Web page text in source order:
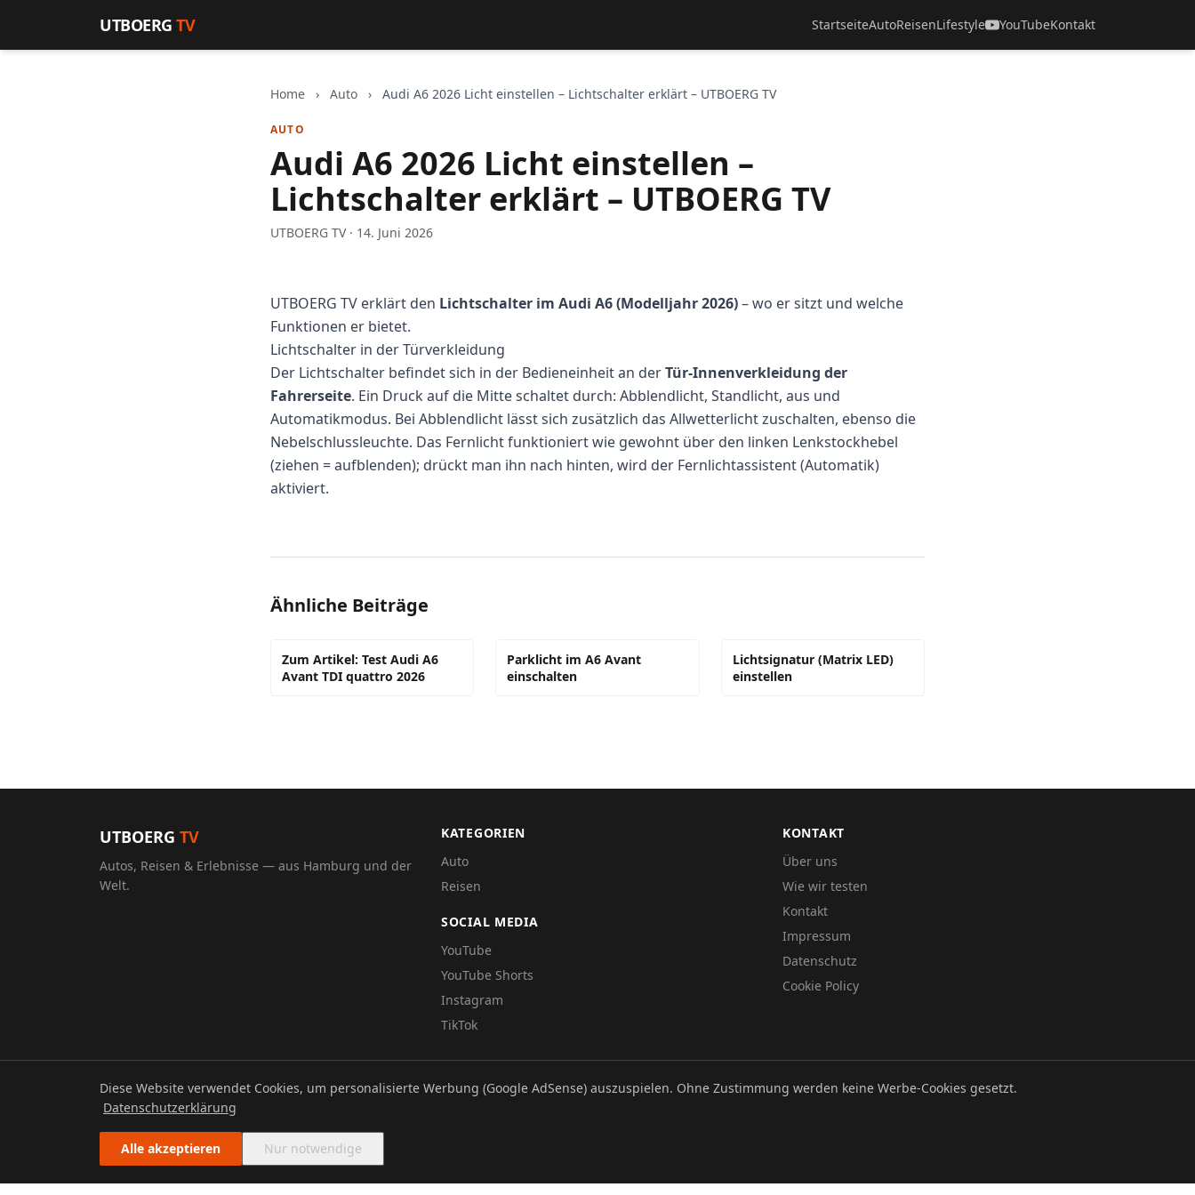
UTBOERGTV StartseiteAutoReisenLifestyle YouTubeKontakt
Home › Auto › Audi A6 2026 Licht einstellen – Lichtschalter erklärt – UTBOERG TV
AUTO
Audi A6 2026 Licht einstellen –
Lichtschalter erklärt – UTBOERG TV
UTBOERG TV · 14. Juni 2026
UTBOERG TV erklärt den Lichtschalter im Audi A6 (Modelljahr 2026)– wo er sitzt und welche
Funktionen er bietet.
Lichtschalter in der Türverkleidung
Der Lichtschalter befindet sich in der Bedieneinheit an derTür-Innenverkleidung der
Fahrerseite. Ein Druck auf die Mitte schaltet durch: Abblendlicht, Standlicht, aus und
Automatikmodus. Bei Abblendlicht lässt sich zusätzlich das Allwetterlicht zuschalten, ebenso die
Nebelschlussleuchte. Das Fernlicht funktioniert wie gewohnt über den linken Lenkstockhebel
(ziehen = aufblenden); drückt man ihn nach hinten, wird der Fernlichtassistent (Automatik)
aktiviert.
Ähnliche Beiträge
Zum Artikel: Test Audi A6
Avant TDI quattro 2026
Parklicht im A6 Avant
einschalten
Lichtsignatur (Matrix LED)
einstellen
UTBOERG TV
Autos, Reisen & Erlebnisse — aus Hamburg und der
Welt.
KATEGORIEN
Auto
Reisen
SOCIAL MEDIA
YouTube
YouTube Shorts
Instagram
TikTok
KONTAKT
Über uns
Wie wir testen
Kontakt
Impressum
Datenschutz
Cookie Policy
© 2026 UTBOERG TV DatenschutzImpressum
Diese Website verwendet Cookies, um personalisierte Werbung (Google AdSense) auszuspielen. Ohne Zustimmung werden keine Werbe-Cookies gesetzt.
Datenschutzerklärung
Alle akzeptieren Nur notwendige